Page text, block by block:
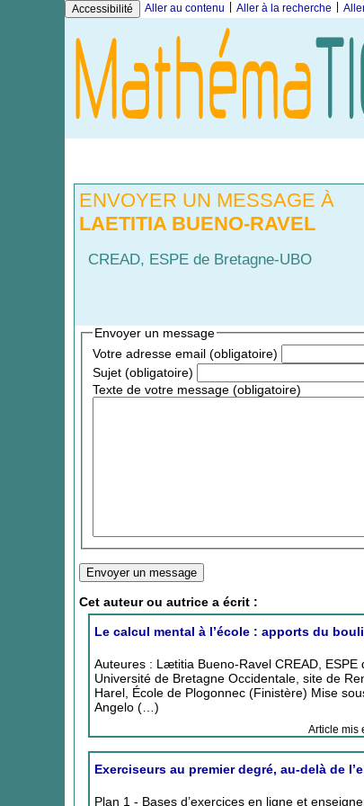
Accessibilité Aller au contenu Aller à la recherche
ENVOYER UN MESSAGE À
LAETITIA BUENO-RAVEL
CREAD, ESPE de Bretagne-UBO
Envoyer un message
Votre adresse email (obligatoire)
Sujet (obligatoire)
Texte de votre message (obligatoire)
Cet auteur ou autrice a écrit :
Le calcul mental à l’école : apports du
Auteures : Lætitia Bueno-Ravel CREAD, ESPE
Université de Bretagne Occidentale, site de
Harel, École de Plogonnec (Finistère) Mise
Angelo (…)
Article mis
Exerciseurs au premier degré, au-delà de
Plan 1 - Bases d’exercices en ligne et